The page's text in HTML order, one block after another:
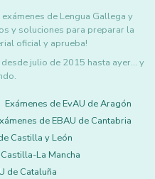
de Lengua Gallega y
y soluciones para preparar la
oficial y aprueba!
julio de 2015 hasta ayer... y
Exámenes de EvAU de Aragón
de EBAU de Cantabria
Castilla y León
La Mancha
de Cataluña